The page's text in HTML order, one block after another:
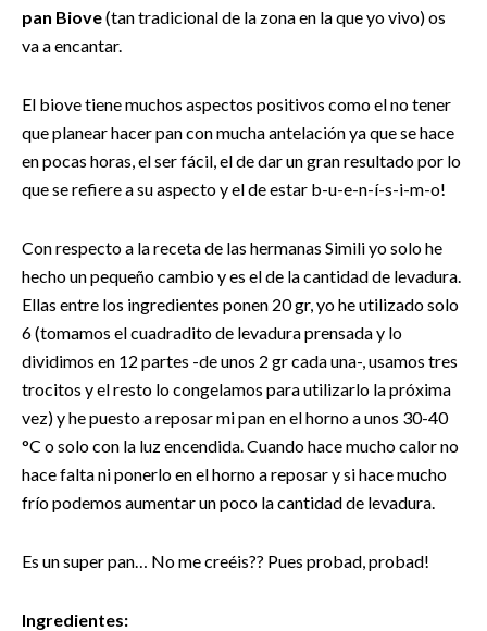
pan Biove(tan tradicional de la zona en la que yo vivo) os
va a encantar.
El biove tiene muchos aspectos positivos como el no tener
que planear hacer pan con mucha antelación ya que se hace
en pocas horas, el ser fácil, el de dar un gran resultado por lo
que se refiere a su aspecto y el de estar b-u-e-n-í-s-i-m-o!
Con respecto a la receta de las hermanas Simili yo solo he
hecho un pequeño cambio y es el de la cantidad de levadura.
Ellas entre los ingredientes ponen 20 gr, yo he utilizado solo
6 (tomamos el cuadradito de levadura prensada y lo
dividimos en 12 partes -de unos 2 gr cada una-, usamos tres
trocitos y el resto lo congelamos para utilizarlo la próxima
vez) y he puesto a reposar mi pan en el horno a unos 30-40
°C o solo con la luz encendida. Cuando hace mucho calor no
hace falta ni ponerlo en el horno a reposar y si hace mucho
frío podemos aumentar un poco la cantidad de levadura.
Es un super pan… No me creéis?? Pues probad, probad!
Ingredientes: